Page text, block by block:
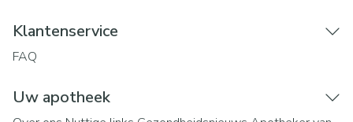
Klantenservice
FAQ
Uw apotheek